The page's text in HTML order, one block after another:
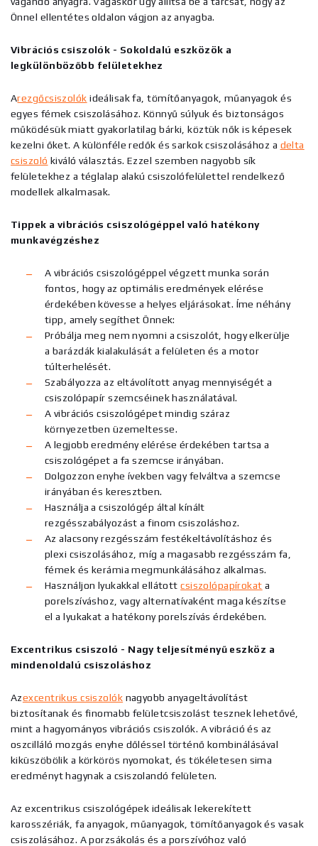
Önnel ellentétes oldalon vágjon az anyagba.
Vibrációs csiszolók - Sokoldalú eszközök a
legkülönbözőbb felületekhez
Arezgőcsiszolók ideálisak fa, tömítőanyagok, műanyagok és
egyes fémek csiszolásához. Könnyű súlyuk és biztonságos
működésük miatt gyakorlatilag bárki, köztük nők is képesek
kezelni őket. A különféle redők és sarkok csiszolásához a delta
csiszoló kiváló választás. Ezzel szemben nagyobb sík
felületekhez a téglalap alakú csiszolófelülettel rendelkező
modellek alkalmasak.
Tippek a vibrációs csiszológéppel való hatékony
munkavégzéshez
A vibrációs csiszológéppel végzett munka során
fontos, hogy az optimális eredmények elérése
érdekében kövesse a helyes eljárásokat. Íme néhány
tipp, amely segíthet Önnek:
Próbálja meg nem nyomni a csiszolót, hogy elkerülje
a barázdák kialakulását a felületen és a motor
túlterhelését.
Szabályozza az eltávolított anyag mennyiségét a
csiszolópapír szemcséinek használatával.
A vibrációs csiszológépet mindig száraz
környezetben üzemeltesse.
A legjobb eredmény elérése érdekében tartsa a
csiszológépet a fa szemcse irányában.
Dolgozzon enyhe ívekben vagy felváltva a szemcse
irányában és keresztben.
Használja a csiszológép által kínált
rezgésszabályozást a finom csiszoláshoz.
Az alacsony rezgésszám festékeltávolításhoz és
plexi csiszolásához, míg a magasabb rezgésszám fa,
fémek és kerámia megmunkálásához alkalmas.
Használjon lyukakkal ellátottcsiszolópapírokat a
porelszíváshoz, vagy alternatívaként maga készítse
el a lyukakat a hatékony porelszívás érdekében.
Excentrikus csiszoló - Nagy teljesítményű eszköz a
mindenoldalú csiszoláshoz
Azexcentrikus csiszolók nagyobb anyageltávolítást
biztosítanak és finomabb felületcsiszolást tesznek lehetővé,
mint a hagyományos vibrációs csiszolók. A vibráció és az
oszcilláló mozgás enyhe dőléssel történő kombinálásával
kiküszöbölik a körkörös nyomokat, és tökéletesen sima
eredményt hagynak a csiszolandó felületen.
Az excentrikus csiszológépek ideálisak lekerekített
karosszériák, fa anyagok, műanyagok, tömítőanyagok és vasak
csiszolásához. A porzsákolás és a porszívóhoz való